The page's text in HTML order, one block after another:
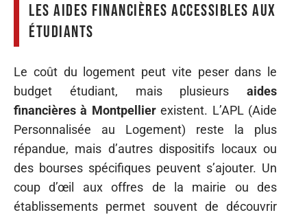
Les aides financières accessibles aux
étudiants
Le coût du logement peut vite peser dans le
budget étudiant, mais plusieurs aides
financières à Montpellierexistent. L’APL (Aide
Personnalisée au Logement) reste la plus
répandue, mais d’autres dispositifs locaux ou
des bourses spécifiques peuvent s’ajouter. Un
coup d’œil aux offres de la mairie ou des
établissements permet souvent de découvrir